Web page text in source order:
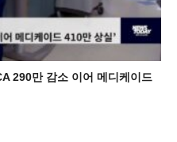
290만 감소 이어 메디케이드